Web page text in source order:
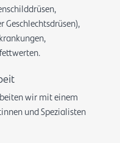
Geschlechtsdrüsen),
wir mit einem
und Spezialisten